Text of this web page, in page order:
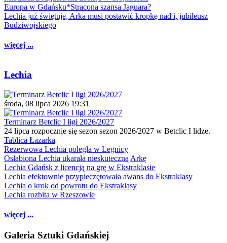
Europa w Gdańsku*Stracona szansa Jaguara?
Lechia już świętuje, Arka musi postawić kropkę nad i, jubileusz
Budziwojskiego
więcej ...
Lechia
środa, 08 lipca 2026 19:31
Terminarz Betclic I ligi 2026/2027
24 lipca rozpocznie się sezon sezon 2026/2027 w Betclic I lidze.
Tablica Łazarka
Rezerwowa Lechia poległa w Legnicy
Osłabiona Lechia ukarała nieskuteczną Arkę
Lechia Gdańsk z licencją na grę w Ekstraklasie
Lechia efektownie przypieczętowała awans do Ekstraklasy
Lechia o krok od powrotu do Ekstraklasy
Lechia rozbita w Rzeszowie
więcej ...
Galeria Sztuki Gdańskiej